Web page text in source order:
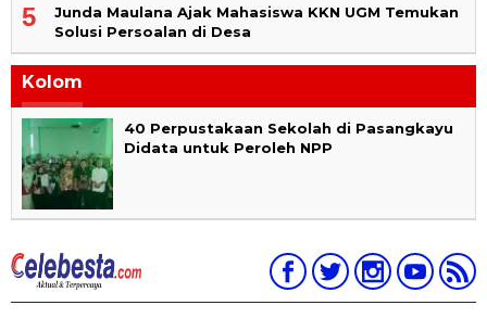
5
Junda Maulana Ajak Mahasiswa KKN UGM Temukan
Solusi Persoalan di Desa
Kolom
40 Perpustakaan Sekolah di Pasangkayu
Didata untuk Peroleh NPP